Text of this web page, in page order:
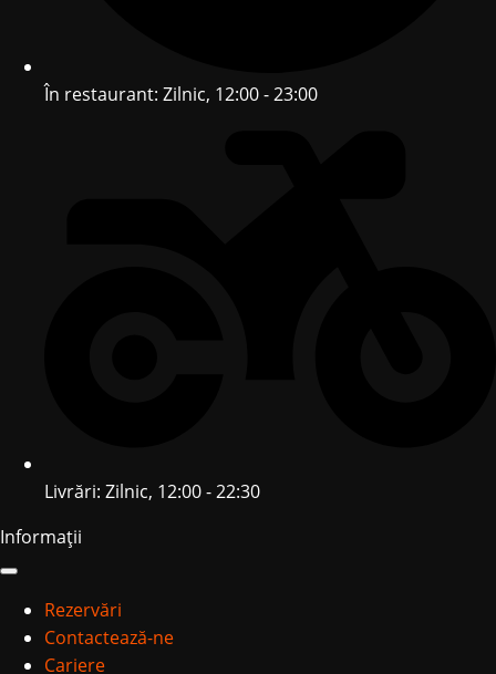
În restaurant: Zilnic, 12:00 - 23:00
Livrări: Zilnic, 12:00 - 22:30
Informații
Rezervări
Contactează-ne
Cariere